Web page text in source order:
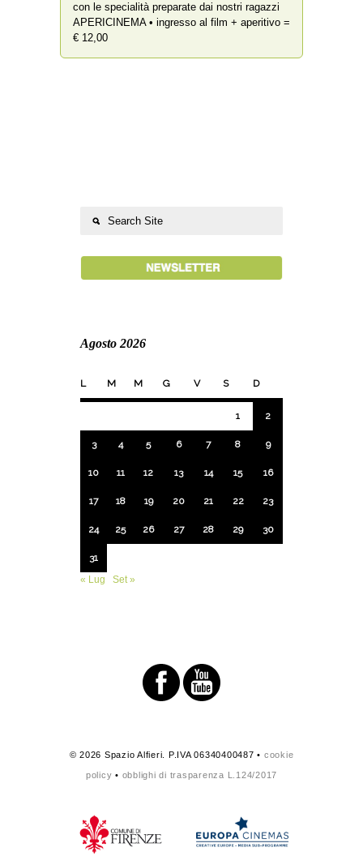
con le specialità preparate dai nostri ragazzi
APERICINEMA • ingresso al film + aperitivo =
€ 12,00
Agosto 2026
L M M G V S D
1 2
3 4 5 6 7 8 9
10 11 12 13 14 15 16
17 18 19 20 21 22 23
24 25 26 27 28 29 30
31
« Lug
Set »
© 2026 Spazio Alfieri. P.IVA 06340400487 • cookie
policy • obblighi di trasparenza L.124/2017